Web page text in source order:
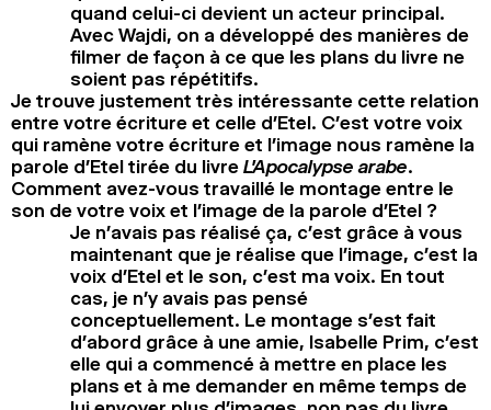
quand celui-ci devient un acteur principal.
Avec Wajdi, on a développé des manières de
filmer de façon à ce que les plans du livre ne
soient pas répétitifs.
Je trouve justement très intéressante cette relation
entre votre écriture et celle d’Etel. C’est votre voix
qui ramène votre écriture et l’image nous ramène la
parole d’Etel tirée du livre L’Apocalypse arabe.
Comment avez-vous travaillé le montage entre le
son de votre voix et l’image de la parole d’Etel ?
Je n’avais pas réalisé ça, c’est grâce à vous
maintenant que je réalise que l’image, c’est la
voix d’Etel et le son, c’est ma voix. En tout
cas, je n’y avais pas pensé
conceptuellement. Le montage s’est fait
d’abord grâce à une amie, Isabelle Prim, c’est
elle qui a commencé à mettre en place les
plans et à me demander en même temps de